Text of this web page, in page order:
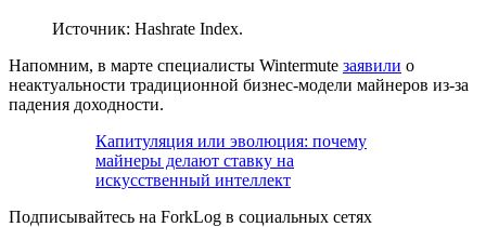
Источник: Hashrate Index.
Напомним, в марте специалисты Wintermute заявили о
неактуальности традиционной бизнес-модели майнеров из-за
падения доходности.
Капитуляция или эволюция: почему
майнеры делают ставку на
искусственный интеллект
Подписывайтесь на ForkLog в социальных сетях